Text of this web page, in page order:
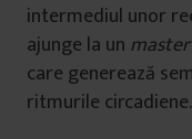
intermediul unor
ajunge la un
care generează
ritmurile circadiene.